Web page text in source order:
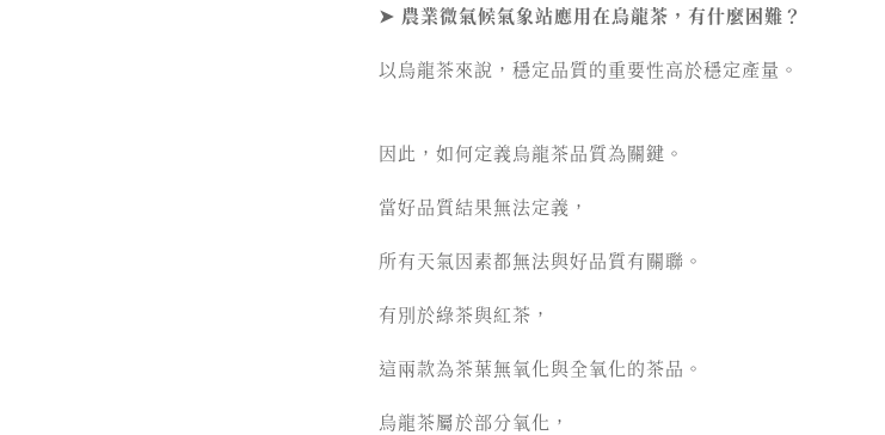
➤ 農業微氣候氣象站應用在烏龍茶，有什麼困難？
以烏龍茶來說，穩定品質的重要性高於穩定產量。
因此，如何定義烏龍茶品質為關鍵。
當好品質結果無法定義，
所有天氣因素都無法與好品質有關聯。
有別於綠茶與紅茶，
這兩款為茶葉無氧化與全氧化的茶品。
烏龍茶屬於部分氧化，